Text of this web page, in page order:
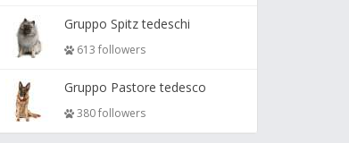
Gruppo Spitz tedeschi
613 followers
Gruppo Pastore tedesco
380 followers